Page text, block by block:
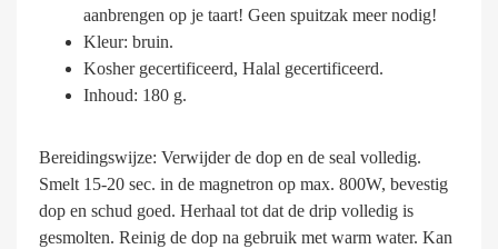
aanbrengen op je taart! Geen spuitzak meer nodig!
Kleur: bruin.
Kosher gecertificeerd, Halal gecertificeerd.
Inhoud: 180 g.
Bereidingswijze: Verwijder de dop en de seal volledig.
Smelt 15-20 sec. in de magnetron op max. 800W, bevestig
dop en schud goed. Herhaal tot dat de drip volledig is
gesmolten. Reinig de dop na gebruik met warm water. Kan